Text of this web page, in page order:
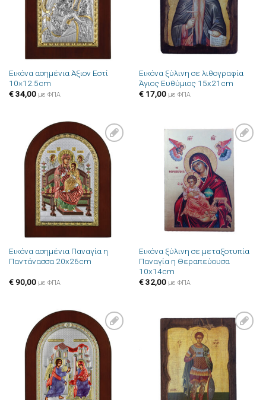
Εικόνα ασημένια Άξιον Εστί
10×12.5cm
€34,00 με ΦΠΑ
Εικόνα ξύλινη σε λιθογραφία
Άγιος Ευθύμιος 15x21cm
€17,00 με ΦΠΑ
Πρόσθήκη
στην λίστα
επιθυμιών
Εικόνα ασημένια Παναγία η
Παντάνασσα 20x26cm
€90,00 με ΦΠΑ
Πρόσθήκη
στην λίστα
επιθυμιών
Εικόνα ξύλινη σε μεταξοτυπία
Παναγία η Θεραπεύουσα
10x14cm
€32,00 με ΦΠΑ
Πρόσθήκη
στην λίστα
επιθυμιών
Πρόσθήκη
στην λίστα
επιθυμιών